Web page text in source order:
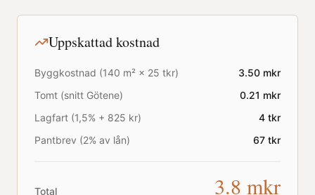
Uppskattad kostnad
Byggkostnad (140 m² × 25 tkr) 3.50 mkr
Tomt (snitt Götene) 0.21 mkr
Lagfart (1,5% + 825 kr)
4 tkr
Pantbrev (2% av lån)
67 tkr
Total 3.8 mkr